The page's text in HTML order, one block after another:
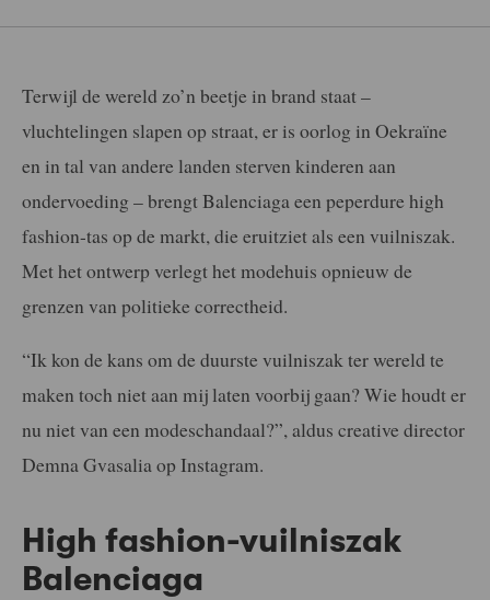
Terwijl de wereld zo’n beetje in brand staat –
vluchtelingen slapen op straat, er is oorlog in Oekraïne
en in tal van andere landen sterven kinderen aan
ondervoeding – brengt Balenciaga een peperdure high
fashion-tas op de markt, die eruitziet als een vuilniszak.
Met het ontwerp verlegt het modehuis opnieuw de
grenzen van politieke correctheid.
“Ik kon de kans om de duurste vuilniszak ter wereld te
maken toch niet aan mij laten voorbij gaan? Wie houdt er
nu niet van een modeschandaal?”, aldus creative director
Demna Gvasalia op Instagram.
High fashion-vuilniszak
Balenciaga